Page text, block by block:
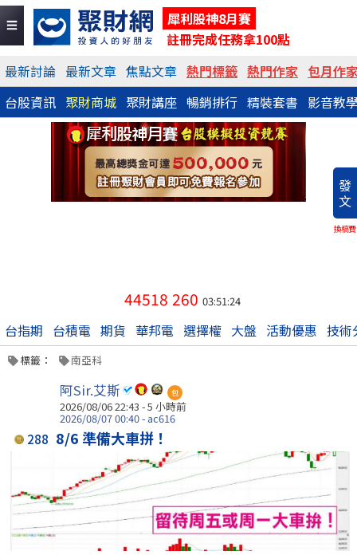
犀利股神8月賽
註冊完成任務拿100點
最新討論 最新文章 焦點文章 熱門標籤 熱門作家 包月作
台股資訊 聚財商城 聚財講座 暢銷排行 精裝套書 影音教
發
文
換稿費
44518 260 03:51:24
台指期 台積電 期貨 華邦電 選擇權 大盤 活動優惠 技術
標籤： 南亞科
阿Sir.艾斯 包
2026/08/06 22:43 -5 小時前
2026/08/07 00:40 - ac616
288 8/6 準備大車拼！